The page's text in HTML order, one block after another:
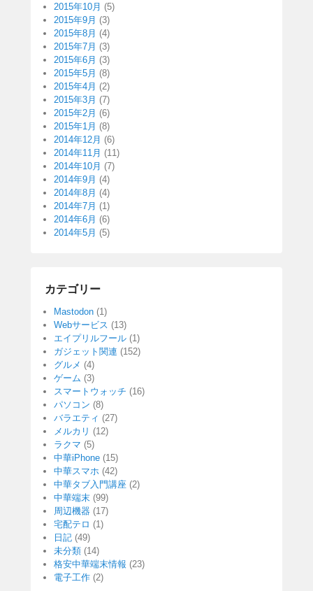
2015年10月 (5)
2015年9月 (3)
2015年8月 (4)
2015年7月 (3)
2015年6月 (3)
2015年5月 (8)
2015年4月 (2)
2015年3月 (7)
2015年2月 (6)
2015年1月 (8)
2014年12月 (6)
2014年11月 (11)
2014年10月 (7)
2014年9月 (4)
2014年8月 (4)
2014年7月 (1)
2014年6月 (6)
2014年5月 (5)
カテゴリー
Mastodon (1)
Webサービス (13)
エイプリルフール (1)
ガジェット関連 (152)
グルメ (4)
ゲーム (3)
スマートウォッチ (16)
パソコン (8)
バラエティ (27)
メルカリ (12)
ラクマ (5)
中華iPhone (15)
中華スマホ (42)
中華タブ入門講座 (2)
中華端末 (99)
周辺機器 (17)
宅配テロ (1)
日記 (49)
未分類 (14)
格安中華端末情報 (23)
電子工作 (2)